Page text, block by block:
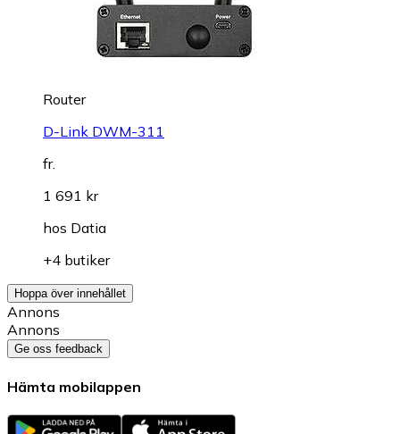
Router
D-Link DWM-311
fr.
1 691 kr
hos Datia
+4 butiker
Hoppa över innehållet
Annons
Annons
Ge oss feedback
Hämta mobilappen